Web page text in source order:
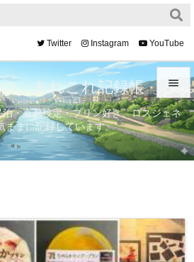


メニュ

サイド

次へ

Twitter Instagram YouTube
、あれこれ記録帳
・京都検定・プリン好き。ロスジェネ
ままに記録しています。